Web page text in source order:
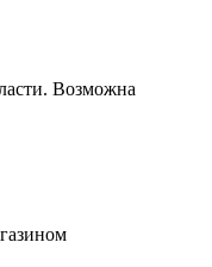
Возможна